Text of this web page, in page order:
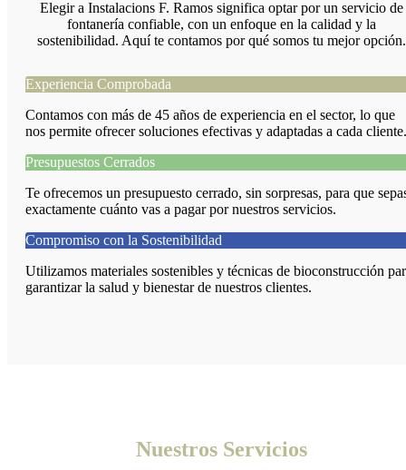
Elegir a Instalacions F. Ramos significa optar por un servicio de
fontanería confiable, con un enfoque en la calidad y la
sostenibilidad. Aquí te contamos por qué somos tu mejor opción.
Experiencia Comprobada
Contamos con más de 45 años de experiencia en el sector, lo que
nos permite ofrecer soluciones efectivas y adaptadas a cada cliente.
Presupuestos Cerrados
Te ofrecemos un presupuesto cerrado, sin sorpresas, para que
exactamente cuánto vas a pagar por nuestros servicios.
Compromiso con la Sostenibilidad
Utilizamos materiales sostenibles y técnicas de bioconstrucción
garantizar la salud y bienestar de nuestros clientes.
Nuestros Servicios